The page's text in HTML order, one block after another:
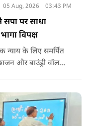
05 Aug, 2026 03:43 PM
सपा पर साधा
विपक्ष
न्याय के लिए समर्पित
और बाउंड्री वॉल
को मंजूरी दे दी.